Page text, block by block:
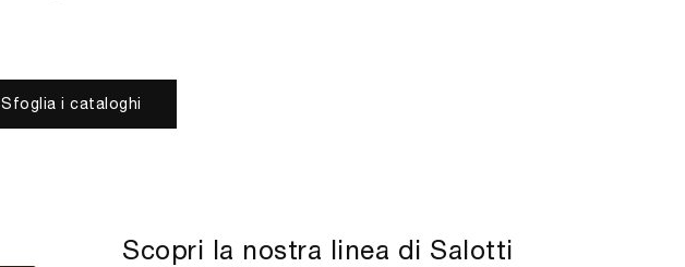
Sfoglia i cataloghi
Scopri la nostra linea di Salotti